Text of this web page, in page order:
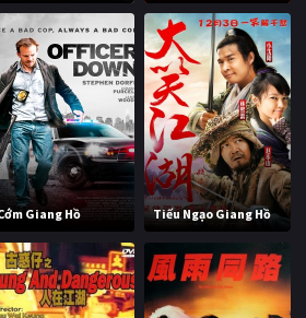
Giang Hồ Tiếu Ngạo Giang Hồ